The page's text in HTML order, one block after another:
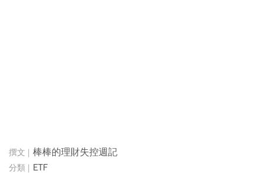
棒棒的理財失控週記
ETF